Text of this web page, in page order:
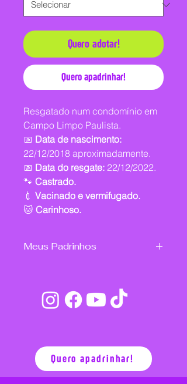
Quero adotar!
Quero apadrinhar!
Resgatado num condomínio em
Campo Limpo Paulista.
📅 Data de nascimento:
22/12/2018 aproximadamente.
📅 Data do resgate: 22/12/2022.
🐾 Castrado.
💉 Vacinado e vermifugado.
🐱 Carinhoso.
Meus Padrinhos
Mayara Jéssika Ferreira da Silva
Quero apadrinhar!